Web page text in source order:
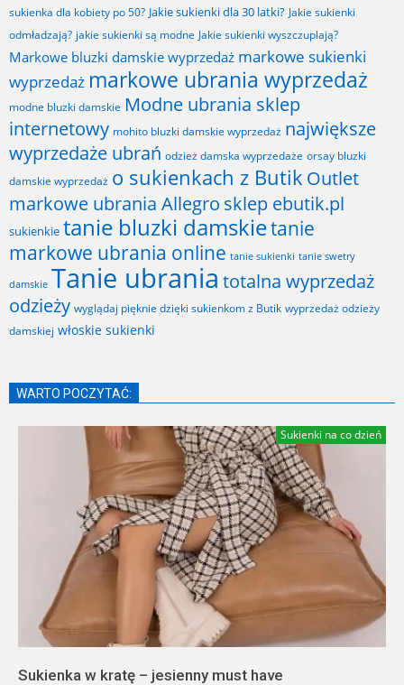
sukienka dla kobiety po 50? Jakie sukienki dla 30 latki? Jakie sukienki
odmładzają? jakie sukienki są modne Jakie sukienki wyszczuplają?
Markowe bluzki damskie wyprzedaż markowe sukienki
wyprzedaż markowe ubrania wyprzedaż
modne bluzki damskie Modne ubrania sklep
internetowy mohito bluzki damskie wyprzedaż największe
wyprzedaże ubrań odzież damska wyprzedaże orsay bluzki
damskie wyprzedaż o sukienkach z Butik Outlet
markowe ubrania Allegro sklep ebutik.pl
sukienkie tanie bluzki damskietanie
markowe ubrania online tanie sukienki tanie swetry
damskie Tanie ubrania totalna wyprzedaż
odzieży wyglądaj pięknie dzięki sukienkom z Butik wyprzedaż odzieży
damskiej włoskie sukienki
WARTO POCZYTAĆ:
Sukienki na co dzień
Sukienka w kratę – jesienny must have